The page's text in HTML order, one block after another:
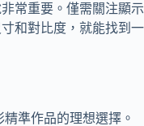
常重要。僅需關注顯示
和對比度，就能找到一
準作品的理想選擇。